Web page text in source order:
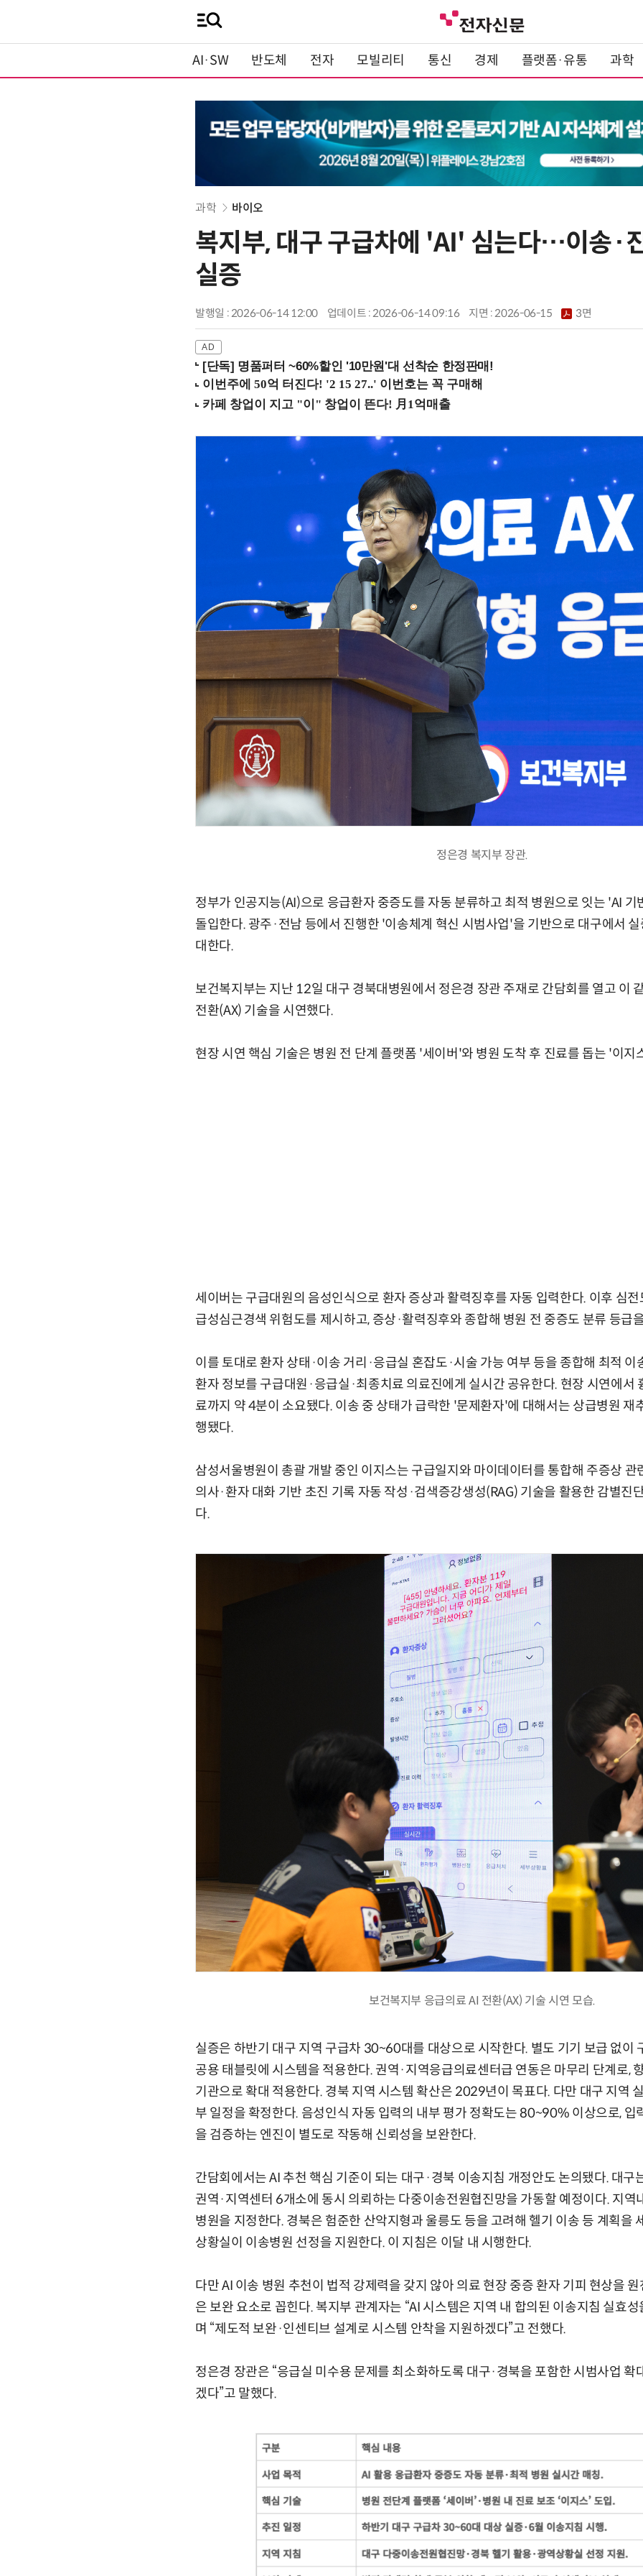
AI·SW 반도체 전자 모빌리티 통신 경제 플랫폼·유통 과학
과학 바이오
복지부, 대구 구급차에 'AI' 심는다…이송·
실증
발행일 : 2026-06-14 12:00 업데이트 : 2026-06-14 09:16 지면 :2026-06-15 3면
[단독] 명품퍼터 ~60%할인 '10만원'대 선착순 한정판매!
정은경 복지부 장관.
정부가 인공지능(AI)으로 응급환자 중증도를 자동 분류하고 최적 병원으로 잇는 'AI 기
돌입한다. 광주·전남 등에서 진행한 '이송체계 혁신 시범사업'을 기반으로 대구에서
대한다.
보건복지부는 지난 12일 대구 경북대병원에서 정은경 장관 주재로 간담회를 열고 이
전환(AX) 기술을 시연했다.
현장 시연 핵심 기술은 병원 전 단계 플랫폼 '세이버'와 병원 도착 후 진료를 돕는 '이지
세이버는 구급대원의 음성인식으로 환자 증상과 활력징후를 자동 입력한다. 이후 심
급성심근경색 위험도를 제시하고, 증상·활력징후와 종합해 병원 전 중증도 분류 등급
이를 토대로 환자 상태·이송 거리·응급실 혼잡도·시술 가능 여부 등을 종합해 최적 이
환자 정보를 구급대원·응급실·최종치료 의료진에게 실시간 공유한다. 현장 시연에서
료까지 약 4분이 소요됐다. 이송 중 상태가 급락한 '문제환자'에 대해서는 상급병원 재
행됐다.
삼성서울병원이 총괄 개발 중인 이지스는 구급일지와 마이데이터를 통합해 주증상 관
의사·환자 대화 기반 초진 기록 자동 작성·검색증강생성(RAG) 기술을 활용한 감별진
다.
보건복지부 응급의료 AI 전환(AX) 기술 시연 모습.
실증은 하반기 대구 지역 구급차 30~60대를 대상으로 시작한다. 별도 기기 보급 없이
공용 태블릿에 시스템을 적용한다. 권역·지역응급의료센터급 연동은 마무리 단계로,
기관으로 확대 적용한다. 경북 지역 시스템 확산은 2029년이 목표다. 다만 대구 지역
부 일정을 확정한다. 음성인식 자동 입력의 내부 평가 정확도는 80~90% 이상으로, 입
을 검증하는 엔진이 별도로 작동해 신뢰성을 보완한다.
간담회에서는 AI 추천 핵심 기준이 되는 대구·경북 이송지침 개정안도 논의됐다. 대구
권역·지역센터 6개소에 동시 의뢰하는 다중이송전원협진망을 가동할 예정이다. 지역
병원을 지정한다. 경북은 험준한 산악지형과 울릉도 등을 고려해 헬기 이송 등 계획을
상황실이 이송병원 선정을 지원한다. 이 지침은 이달 내 시행한다.
다만 AI 이송 병원 추천이 법적 강제력을 갖지 않아 의료 현장 중증 환자 기피 현상을
은 보완 요소로 꼽힌다. 복지부 관계자는 “AI 시스템은 지역 내 합의된 이송지침 실효
며 “제도적 보완·인센티브 설계로 시스템 안착을 지원하겠다”고 전했다.
정은경 장관은 “응급실 미수용 문제를 최소화하도록 대구·경북을 포함한 시범사업 확
겠다”고 말했다.